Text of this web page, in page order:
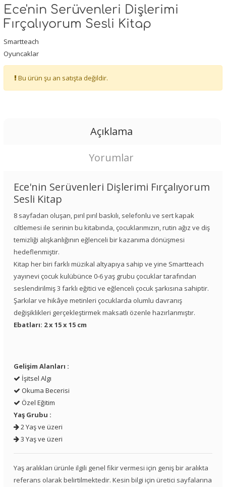
Ece'nin Serüvenleri Dişlerimi
Fırçalıyorum Sesli Kitap
Smartteach
Oyuncaklar
Bu ürün şu an satışta değildir.
Açıklama
Yorumlar
Ece'nin Serüvenleri Dişlerimi Fırçalıyorum
Sesli Kitap
8 sayfadan oluşan, pırıl pırıl baskılı, selefonlu ve sert kapak
ciltlemesi ile serinin bu kitabında, çocuklarımızın, rutin ağız ve diş
temizliği alışkanlığının eğlenceli bir kazanıma dönüşmesi
hedeflenmiştir.
Kitap her biri farklı müzikal altyapıya sahip ve yine Smartteach
yayınevi çocuk kulübünce 0-6 yaş grubu çocuklar tarafından
seslendirilmiş 3 farklı eğitici ve eğlenceli çocuk şarkısına sahiptir.
Şarkılar ve hikâye metinleri çocuklarda olumlu davranış
değişiklikleri gerçekleştirmek maksatlı özenle hazırlanmıştır.
Ebatları: 2 x 15 x 15 cm
Gelişim Alanları :
İşitsel Algı
Okuma Becerisi
Özel Eğitim
Yaş Grubu :
2 Yaş ve üzeri
3 Yaş ve üzeri
Yaş aralıkları ürünle ilgili genel fikir vermesi için geniş bir aralıkta
referans olarak belirtilmektedir. Kesin bilgi için üretici sayfalarına